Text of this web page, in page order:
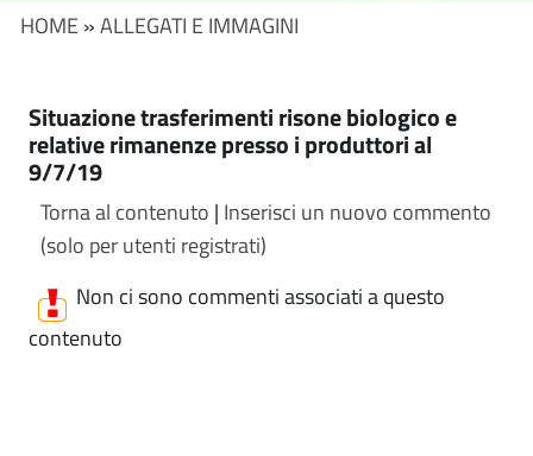
HOME »ALLEGATI E IMMAGINI
Situazione trasferimenti risone biologico e
relative rimanenze presso i produttori al
9/7/19
Torna al contenuto | Inserisci un nuovo commento
(solo per utenti registrati)
Non ci sono commenti associati a questo
contenuto